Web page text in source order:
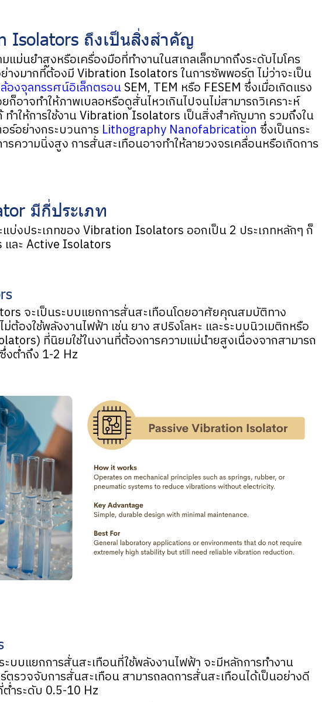
Isolators ถึงเป็นสิ่งสำคัญ
แม่นยำสูงหรือเครื่องมือที่ทำงานในสเกลเล็กมากถึงระดับไมโคร
ย่างมากที่ต้องมี Vibration Isolators ในการซัพพอร์ต ไม่ว่าจะเป็น
องจุลทรรศน์อิเล็กตรอนSEM, TEM หรือ FESEM ซึ่งเมื่อเกิดแรง
ก็อาจทำให้ภาพเบลอหรือดูสั่นไหวเกินไปจนไม่สามารถวิเคราะห์
ทำให้การใช้งาน Vibration Isolators เป็นสิ่งสำคัญมาก รวมถึงใน
ร์อย่างกระบวนการ Lithography Nanofabrication ซึ่งเป็นกระ
ความนิ่งสูง การสั่นสะเทือนอาจทำให้ลายวงจรเคลื่อนหรือเกิดการ
มีกี่ประเภท
แบ่งประเภทของ Vibration Isolators ออกเป็น 2 ประเภทหลักๆ ก็
ละ Active Isolators
จะเป็นระบบแยกการสั่นสะเทือนโดยอาศัยคุณสมบัติทาง
ต้องใช้พลังงานไฟฟ้า เช่น ยาง สปริงโลหะ และระบบนิวเมติกหรือ
ที่นิยมใช้ในงานที่ต้องการความแม่นำยสูงเนื่องจากสามารถ
งต่ำถึง 1-2 Hz
บบแยกการสั่นสะเทือนที่ใช้พลังงานไฟฟ้า จะมีหลักการทำงาน
ตรวจจับการสั่นสะเทือน สามารถลดการสั่นสะเทือนได้เป็นอย่างดี
ต่ำระดับ 0.5-10 Hz